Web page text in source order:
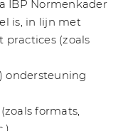
IBP Normenkader
is, in lijn met
practices (zoals
ondersteuning
formats,